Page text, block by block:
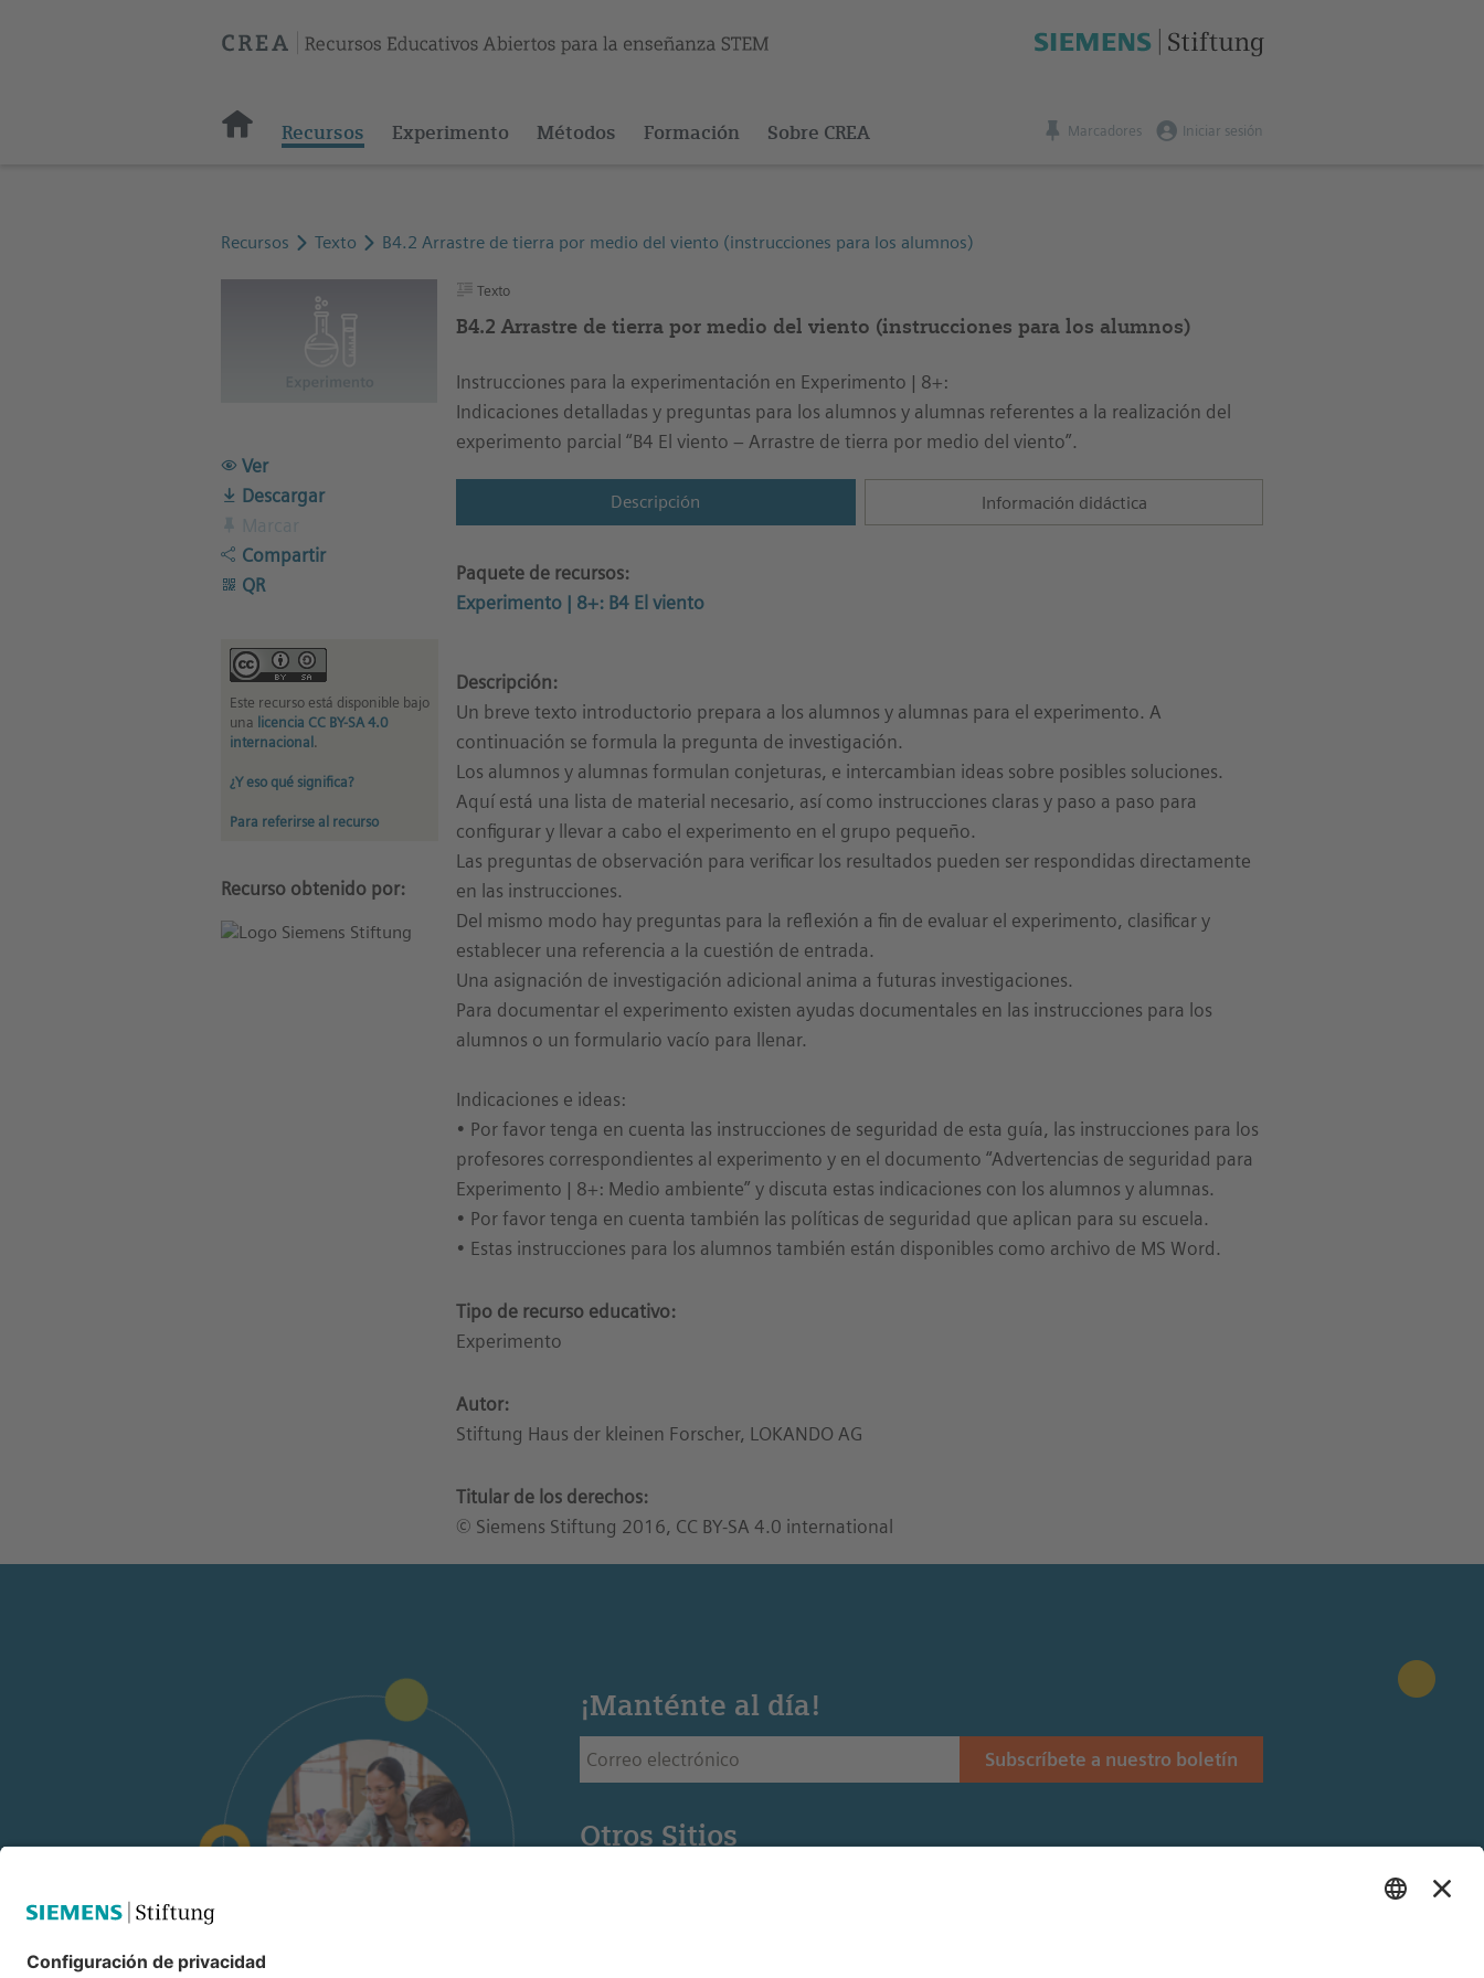
Recursos Experimento Métodos Formación Sobre CREA Marcadores Iniciar sesión
Recursos Texto B4.2 Arrastre de tierra por medio del viento (instrucciones para los alumnos)
Ver
Descargar
Compartir
QR
Este recurso está disponible bajo
una licencia CC BY-SA 4.0
internacional.
¿Y eso qué significa?
Para referirse al recurso
Recurso obtenido por:
Texto
B4.2 Arrastre de tierra por medio del viento (instrucciones para los alumnos)
Instrucciones para la experimentación en Experimento | 8+:
Indicaciones detalladas y preguntas para los alumnos y alumnas referentes a la realización del
experimento parcial “B4 El viento – Arrastre de tierra por medio del viento”.
Descripción Información didáctica
Paquete de recursos:
Experimento | 8+: B4 El viento
Descripción:
Un breve texto introductorio prepara a los alumnos y alumnas para el experimento. A
continuación se formula la pregunta de investigación.
Los alumnos y alumnas formulan conjeturas, e intercambian ideas sobre posibles soluciones.
Aquí está una lista de material necesario, así como instrucciones claras y paso a paso para
configurar y llevar a cabo el experimento en el grupo pequeño.
Las preguntas de observación para verificar los resultados pueden ser respondidas directamente
en las instrucciones.
Del mismo modo hay preguntas para la reflexión a fin de evaluar el experimento, clasificar y
establecer una referencia a la cuestión de entrada.
Una asignación de investigación adicional anima a futuras investigaciones.
Para documentar el experimento existen ayudas documentales en las instrucciones para los
alumnos o un formulario vacío para llenar.
Indicaciones e ideas:
• Por favor tenga en cuenta las instrucciones de seguridad de esta guía, las instrucciones para los
profesores correspondientes al experimento y en el documento “Advertencias de seguridad para
Experimento | 8+: Medio ambiente” y discuta estas indicaciones con los alumnos y alumnas.
• Por favor tenga en cuenta también las políticas de seguridad que aplican para su escuela.
• Estas instrucciones para los alumnos también están disponibles como archivo de MS Word.
Tipo de recurso educativo:
Experimento
Autor:
Stiftung Haus der kleinen Forscher, LOKANDO AG
Titular de los derechos:
© Siemens Stiftung 2016, CC BY-SA 4.0 international
¡Manténte al día!
Subscríbete a nuestro boletín
Otros Sitios